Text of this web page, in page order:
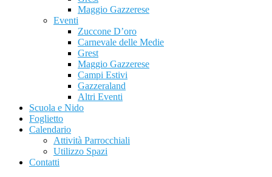
Maggio Gazzerese
Eventi
Zuccone D’oro
Carnevale delle Medie
Grest
Maggio Gazzerese
Campi Estivi
Gazzeraland
Altri Eventi
Scuola e Nido
Foglietto
Calendario
Attività Parrocchiali
Utilizzo Spazi
Contatti